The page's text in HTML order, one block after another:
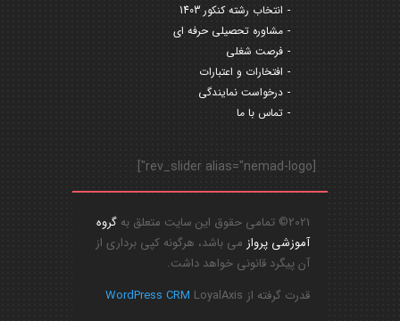
انتخاب رشته کنکور 1403
مشاوره تحصیلی حرفه ای
فرصت شغلی
افتخارات و اعتبارات
درخواست نمایندگی
تماس با ما
[rev_slider alias="nemad-logo"]
2021© تمامی حقوق این سایت متعلق به
گروه
آموزشی پرواز می باشد، هرگونه کپی برداری از
آن پیگرد قانونی خواهد داشت.
قدرت گرفته از
WordPress CRM LoyalAxis